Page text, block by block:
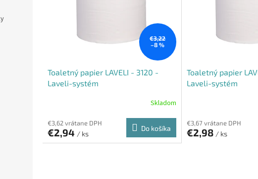
€3,22
–8 %
Toaletný papier LAVELI - 3120 -
Laveli-systém
Skladom
€3,62 vrátane DPH
€2,94 / ks
Do košíka
Toaletný papier
Laveli-systém
€3,67 vrátane DPH
€2,98 / ks